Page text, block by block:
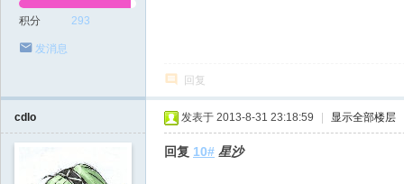
积分 293
发消息
回复
cdlo 发表于 2013-8-31 23:18:59 显示全部楼层
回复 10# 星沙